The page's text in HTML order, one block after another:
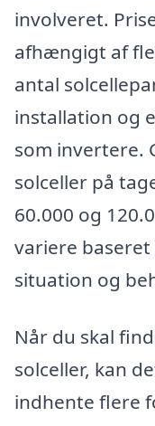
involveret.
afhængigt af
antal
installation og
som invertere.
solceller på
60.000 og
variere
situation og
Når du skal
solceller, kan
indhente flere